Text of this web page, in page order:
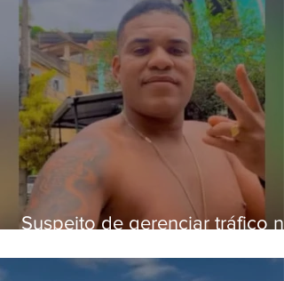
Suspeito de gerenciar tráfico na
foragido